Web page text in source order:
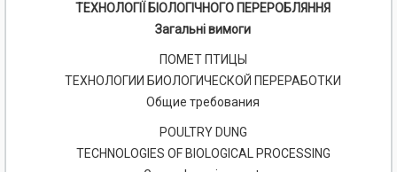
ТЕХНОЛОГІЇ БІОЛОГІЧНОГО ПЕРЕРОБЛЯННЯ
Загальні вимоги
ПОМЕТ ПТИЦЫ
ТЕХНОЛОГИИ БИОЛОГИЧЕСКОЙ ПЕРЕРАБОТКИ
Общие требования
POULTRY DUNG
TECHNOLOGIES OF BIOLOGICAL PROCESSING